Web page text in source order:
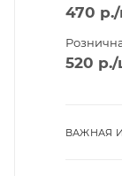
470 р.
520 р./
ВАЖНАЯ